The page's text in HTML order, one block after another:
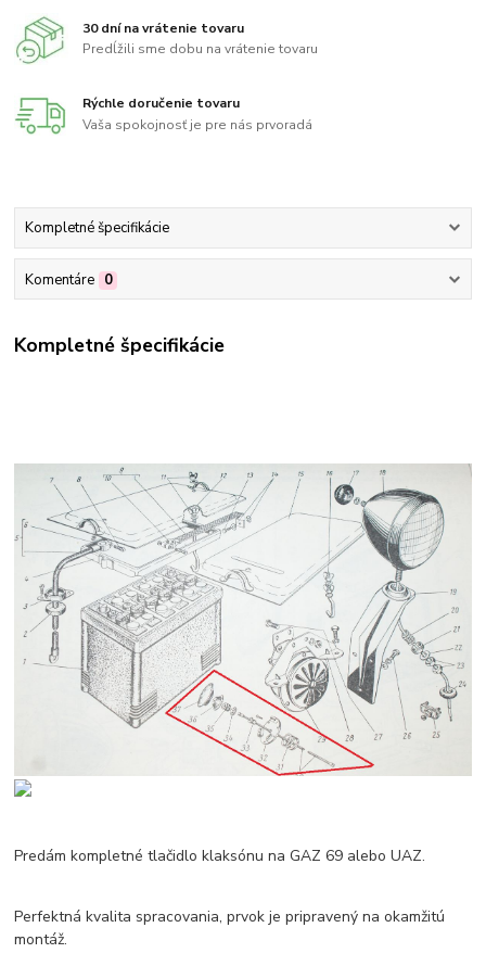
30 dní na vrátenie tovaru
Predĺžili sme dobu na vrátenie tovaru
Rýchle doručenie tovaru
Vaša spokojnosť je pre nás prvoradá
Kompletné špecifikácie
Komentáre 0
Kompletné špecifikácie
Predám kompletné tlačidlo klaksónu na GAZ 69 alebo UAZ.
Perfektná kvalita spracovania, prvok je pripravený na okamžitú
montáž.